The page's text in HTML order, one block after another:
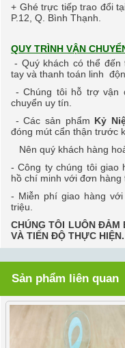
+ Ghé trực tiếp trao đổi
P.12, Q. Bình Thạnh.
QUY TRÌNH VẬN
- Quý khách có thể đến
tay và thanh toán linh
- Chúng tôi hỗ trợ vận
chuyển uy tín.
- Các sản phẩm Kỷ
đóng mút cẩn thận trước
Nên quý khách hàng
- Công ty chúng tôi giao
hồ chí minh với đơn hàng
- Miễn phí giao hàng
triệu.
CHÚNG TÔI LUÔN ĐẢM
VÀ TIẾN ĐỘ THỰC HIỆN.
Sản phẩm liên quan